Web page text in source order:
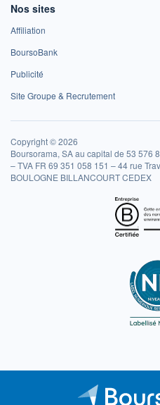
Nos sites
Affiliation
BoursoBank
Publicité
Site Groupe & Recrutement
Copyright © 2026
Boursorama, SA au capital de 53 576
– TVA FR 69 351 058 151 – 44 rue
BOULOGNE BILLANCOURT CEDEX